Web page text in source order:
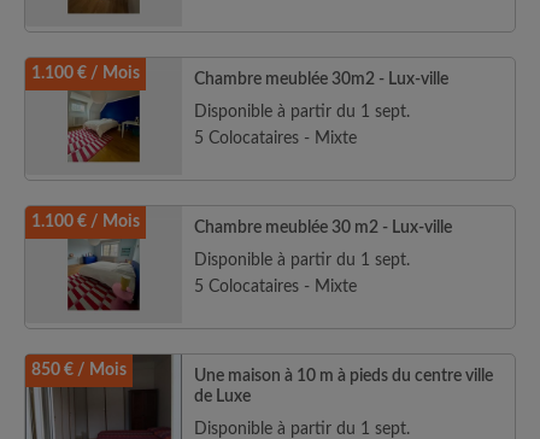
1.100 € / Mois
Chambre meublée 30m2 - Lux-ville
Disponible à partir du 1 sept.
5 Colocataires - Mixte
1.100 € / Mois
Chambre meublée 30 m2 - Lux-ville
Disponible à partir du 1 sept.
5 Colocataires - Mixte
850 € / Mois
Une maison à 10 m à pieds du centre ville
de Luxe
Disponible à partir du 1 sept.